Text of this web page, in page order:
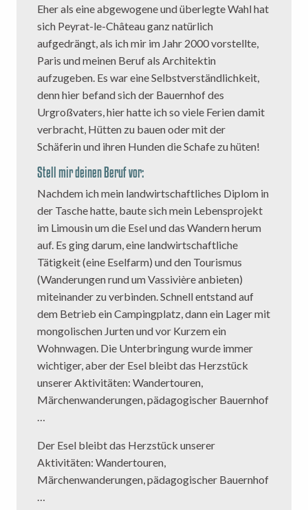
Eher als eine abgewogene und überlegte Wahl hat
sich Peyrat-le-Château ganz natürlich
aufgedrängt, als ich mir im Jahr 2000 vorstellte,
Paris und meinen Beruf als Architektin
aufzugeben. Es war eine Selbstverständlichkeit,
denn hier befand sich der Bauernhof des
Urgroßvaters, hier hatte ich so viele Ferien damit
verbracht, Hütten zu bauen oder mit der
Schäferin und ihren Hunden die Schafe zu hüten!
Stell mir deinen Beruf vor:
Nachdem ich mein landwirtschaftliches Diplom in
der Tasche hatte, baute sich mein Lebensprojekt
im Limousin um die Esel und das Wandern herum
auf. Es ging darum, eine landwirtschaftliche
Tätigkeit (eine Eselfarm) und den Tourismus
(Wanderungen rund um Vassivière anbieten)
miteinander zu verbinden. Schnell entstand auf
dem Betrieb ein Campingplatz, dann ein Lager mit
mongolischen Jurten und vor Kurzem ein
Wohnwagen. Die Unterbringung wurde immer
wichtiger, aber der Esel bleibt das Herzstück
unserer Aktivitäten: Wandertouren,
Märchenwanderungen, pädagogischer Bauernhof
Der Esel bleibt das Herzstück unserer
Aktivitäten: Wandertouren,
Märchenwanderungen, pädagogischer Bauernhof